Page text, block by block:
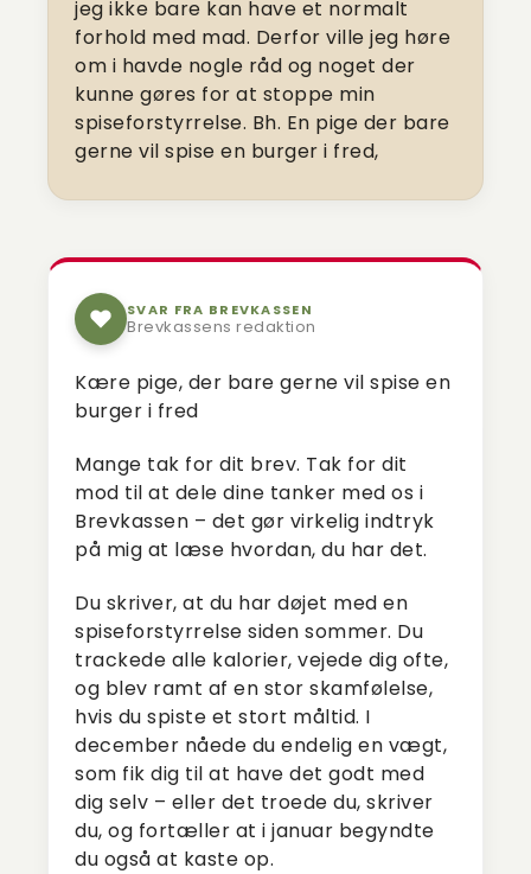
jeg ikke bare kan have et normalt
forhold med mad. Derfor ville jeg høre
om i havde nogle råd og noget der
kunne gøres for at stoppe min
spiseforstyrrelse. Bh. En pige der bare
gerne vil spise en burger i fred,
SVAR FRA BREVKASSEN
Brevkassens redaktion
Kære pige, der bare gerne vil spise en
burger i fred
Mange tak for dit brev. Tak for dit
mod til at dele dine tanker med os i
Brevkassen – det gør virkelig indtryk
på mig at læse hvordan, du har det.
Du skriver, at du har døjet med en
spiseforstyrrelse siden sommer. Du
trackede alle kalorier, vejede dig ofte,
og blev ramt af en stor skamfølelse,
hvis du spiste et stort måltid. I
december nåede du endelig en vægt,
som fik dig til at have det godt med
dig selv – eller det troede du, skriver
du, og fortæller at i januar begyndte
du også at kaste op.